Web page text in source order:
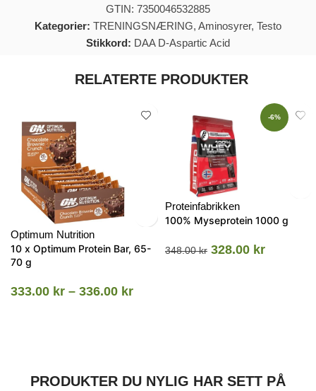
GTIN: 7350046532885
Kategorier: TRENINGSNÆRING, Aminosyrer, Testo
Stikkord: DAA D-Aspartic Acid
RELATERTE PRODUKTER
Optimum Nutrition
10 x Optimum Protein Bar, 65-
70 g
333.00 kr – 336.00 kr
-6%
Proteinfabrikken
100% Myseprotein 1000 g
348.00kr 328.00 kr
PRODUKTER DU NYLIG HAR SETT PÅ